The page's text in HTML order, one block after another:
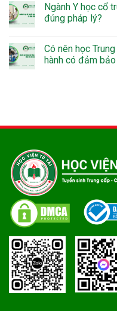
Ngành Y học cổ
đúng pháp lý?
Có nên học
hành có đảm